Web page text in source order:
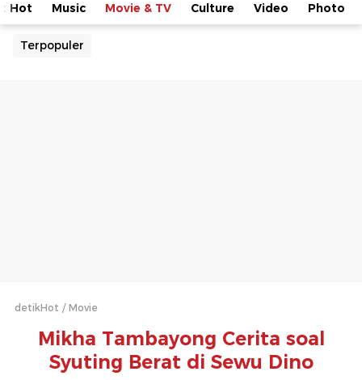
Hot Music Movie & TV Culture Video Photo
Terpopuler
detikHot Movie
Mikha Tambayong Cerita soal
Syuting Berat di Sewu Dino